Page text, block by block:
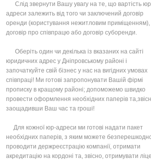
Слід звернути Вашу увагу на те, що вартість
адреси залежить від того чи заключений договір
оренди (користування нежитловим приміщенням),
договір про співпрацю або договір суборенди.
Оберіть один чи декілька із вказаних на сайті
юридичних адрес у Дніпровському районі і
започаткуйте свій бізнес у нас на вигідних умовах
співпраці! Ми готові запропонувати Вашій фірмі
прописку в кращому районі; допоможемо швидко
провести оформлення необхідних паперів
заощадивши Ваш час та гроші!
Для кожної юр-адреси ми готові надати пакет
необхідних паперів, з яким можете
проводити держреєстрацію компанії, отримати
акредитацію на кордоні та, звісно, отримувати